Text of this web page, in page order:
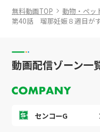
無料動画TOP
動物・ペッ
第40話 瑠那妊娠８週目が
動画配信ゾーン一
センコーG